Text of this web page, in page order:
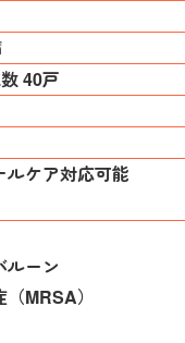
40戸
ルケア対応可能
ルーン
MRSA）